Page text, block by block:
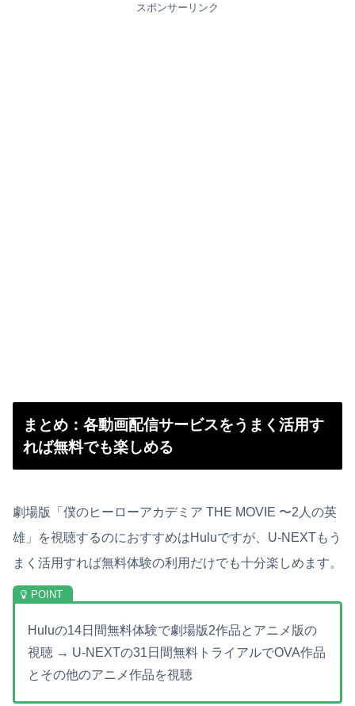
スポンサーリンク
まとめ：各動画配信サービスをうまく活用す
れば無料でも楽しめる
劇場版「僕のヒーローアカデミア THE MOVIE 〜2人の英
雄」を視聴するのにおすすめはHuluですが、U-NEXTもう
まく活用すれば無料体験の利用だけでも十分楽しめます。
Huluの14日間無料体験で劇場版2作品とアニメ版の
視聴 → U-NEXTの31日間無料トライアルでOVA作品
とその他のアニメ作品を視聴